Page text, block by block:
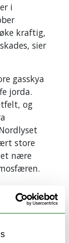
i
kraftig,
sier
gasskya
jorda.
og
store
nære